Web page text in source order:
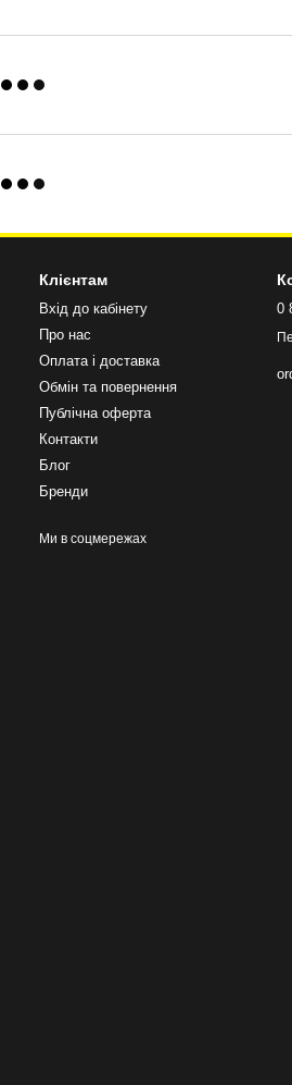
Клієнтам
Вхід до кабінету
Про нас
Оплата і доставка
Обмін та повернення
Публічна оферта
Контакти
Блог
Бренди
Ми в соцмережах
0